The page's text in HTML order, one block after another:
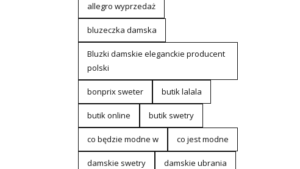
allegro wyprzedaż
bluzeczka damska
Bluzki damskie eleganckie producent
polski
bonprix sweter butik lalala
butik online butik swetry
co będzie modne w co jest modne
damskie swetry damskie ubrania